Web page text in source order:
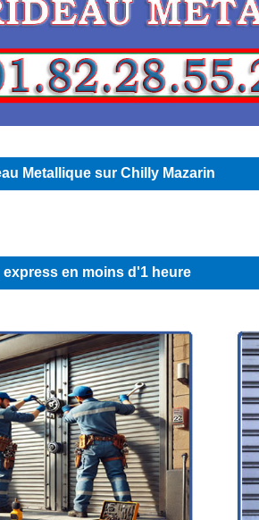
Metallique sur Chilly Mazarin
express en moins d'1 heure